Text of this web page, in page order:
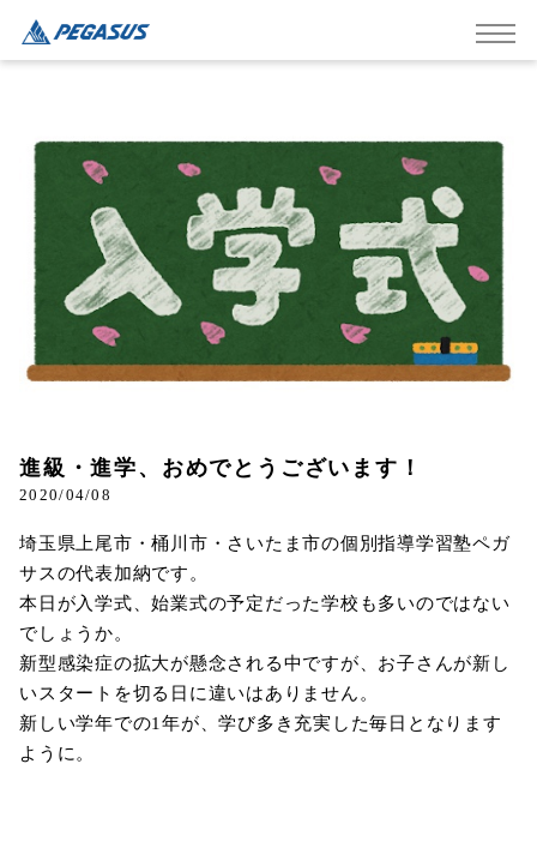
進級・進学、おめでとうございます！
2020/04/08
埼玉県上尾市・桶川市・さいたま市の個別指導学習塾ペガ
サスの代表加納です。
本日が入学式、始業式の予定だった学校も多いのではない
でしょうか。
新型感染症の拡大が懸念される中ですが、お子さんが新し
いスタートを切る日に違いはありません。
新しい学年での1年が、学び多き充実した毎日となります
ように。